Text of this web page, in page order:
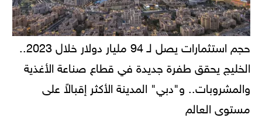
حجم استثمارات يصل لـ 94 مليار دولار خلال 2023..
الخليج يحقق طفرة جديدة في قطاع صناعة الأغذية
والمشروبات.. و"دبي" المدينة الأكثر إقبالاً على
مستوى العالم